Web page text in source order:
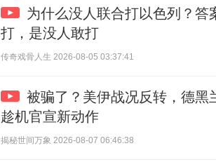
为什么没人联合打以色列？答
打，是没人敢打
传奇戏骨人生 2026-08-05 03:37:41
被骗了？美伊战况反转，德黑
趁机官宣新动作
揭秘世间万象 2026-08-07 06:46:38